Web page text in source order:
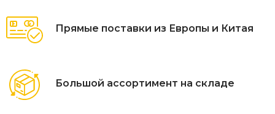
Прямые поставки из Европы и Китая
Большой ассортимент на складе